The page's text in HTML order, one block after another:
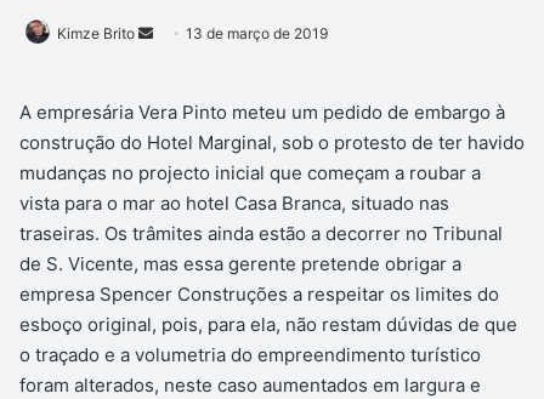
Kimze Brito
Mande
mail
13 de março de 2019
A empresária Vera Pinto meteu um pedido de embargo à
construção do Hotel Marginal, sob o protesto de ter havido
mudanças no projecto inicial que começam a roubar a
vista para o mar ao hotel Casa Branca, situado nas
traseiras. Os trâmites ainda estão a decorrer no Tribunal
de S. Vicente, mas essa gerente pretende obrigar a
empresa Spencer Construções a respeitar os limites do
esboço original, pois, para ela, não restam dúvidas de que
o traçado e a volumetria do empreendimento turístico
foram alterados, neste caso aumentados em largura e